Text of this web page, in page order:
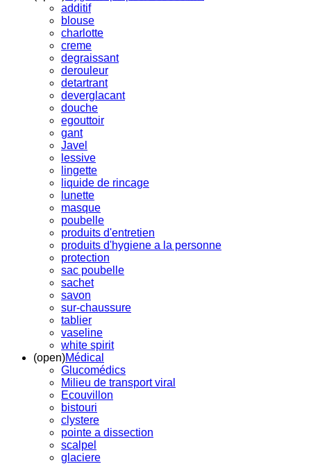
additif
blouse
charlotte
creme
degraissant
derouleur
detartrant
deverglacant
douche
egouttoir
gant
Javel
lessive
lingette
liquide de rincage
lunette
masque
poubelle
produits d'entretien
produits d'hygiene a la personne
protection
sac poubelle
sachet
savon
sur-chaussure
tablier
vaseline
white spirit
(open)Médical
Glucomédics
Milieu de transport viral
Ecouvillon
bistouri
clystere
pointe a dissection
scalpel
glaciere